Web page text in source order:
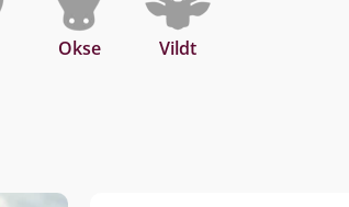
Okse Vildt